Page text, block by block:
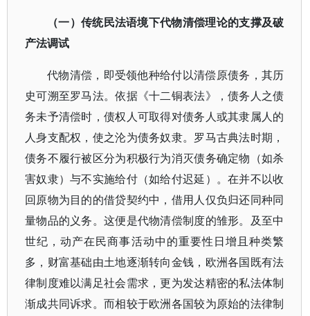
（一）传统民法语境下代物清偿理论的支撑及破
产法调试
代物清偿，即受领他种给付以清偿原债务，其历
史可溯至罗马法。依据《十二铜表法》，债务人之债
务未予清偿时，债权人可取得对债务人或其隶属人的
人身支配权，使之沦为债务奴隶。罗马古典法时期，
债务不履行被区分为积极行为消灭债务确定物（如杀
害奴隶）与不实施给付（如给付迟延）。在并不以收
回原物为目的的借贷契约中，借用人仅负归还同种同
量物品的义务。这便是代物清偿制度的雏形。及至中
世纪，动产在民商事活动中的重要性日增且种类繁
多，财富基础由土地逐渐转向金钱，欧洲各国既有法
律制度难以满足社会需求，更为发达精密的私法体制
渐成共同诉求。而相较于欧洲各国较为原始的法律制